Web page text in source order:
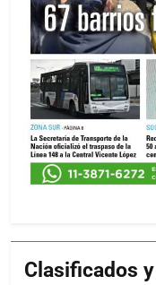
Clasificados